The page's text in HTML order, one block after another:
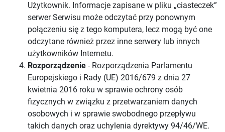
Użytkownik. Informacje zapisane w pliku „ciasteczek”
serwer Serwisu może odczytać przy ponownym
połączeniu się z tego komputera, lecz mogą być one
odczytane również przez inne serwery lub innych
użytkowników Internetu.
Rozporządzenie - Rozporządzenia Parlamentu
Europejskiego i Rady (UE) 2016/679 z dnia 27
kwietnia 2016 roku w sprawie ochrony osób
fizycznych w związku z przetwarzaniem danych
osobowych i w sprawie swobodnego przepływu
takich danych oraz uchylenia dyrektywy 94/46/WE.